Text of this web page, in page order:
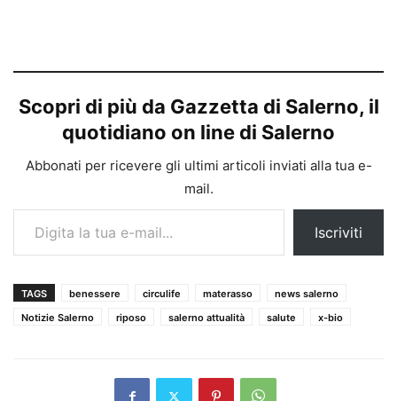
Scopri di più da Gazzetta di Salerno, il
quotidiano on line di Salerno
Abbonati per ricevere gli ultimi articoli inviati alla tua e-
mail.
Digita la tua e-mail...
Iscriviti
TAGS benessere circulife materasso
news salerno
Notizie Salerno
riposo salerno attualità salute x-bio